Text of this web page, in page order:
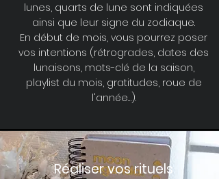
lunes, quarts de lune sont indiquées
ainsi que leur signe du zodiaque.
En début de mois, vous pourrez poser
vos intentions (rétrogrades, dates des
lunaisons, mots-clé de la saison,
playlist du mois, gratitudes, roue de
l'année…).
Réaliser vos rituels